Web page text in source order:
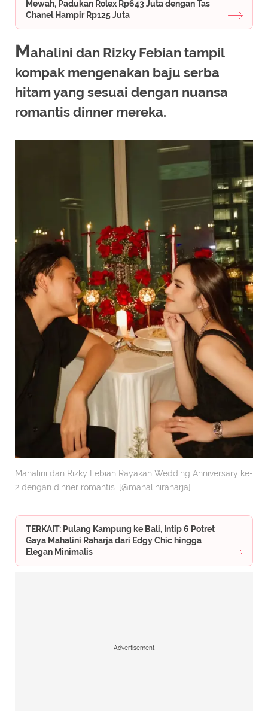
Mewah, Padukan Rolex Rp643 Juta dengan Tas
Chanel Hampir Rp125 Juta
Mahalini dan Rizky Febian tampil
kompak mengenakan baju serba
hitam yang sesuai dengan nuansa
romantis dinner mereka.
Mahalini dan Rizky Febian Rayakan Wedding Anniversary ke-
2 dengan dinner romantis. [@mahaliniraharja]
TERKAIT: Pulang Kampung ke Bali, Intip 6 Potret
Gaya Mahalini Raharja dari Edgy Chic hingga
Elegan Minimalis
Advertisement